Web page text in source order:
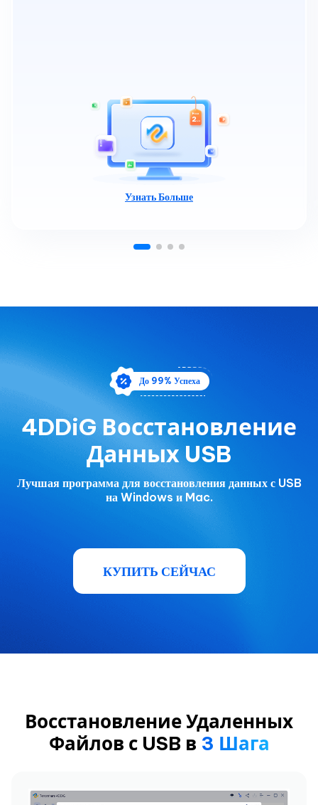
Узнать Больше
До 99% Успеха
4DDiG Восстановление
Данных USB
Лучшая программа для восстановления данных с USB
на Windows и Mac.
КУПИТЬ СЕЙЧАС
Восстановление Удаленных
Файлов с USB в 3 Шага